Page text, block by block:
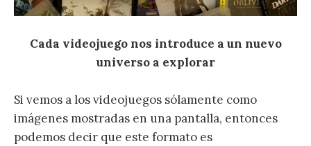
Cada videojuego nos introduce a un nuevo
universo a explorar
Si vemos a los videojuegos sólamente como
imágenes mostradas en una pantalla, entonces
podemos decir que este formato es